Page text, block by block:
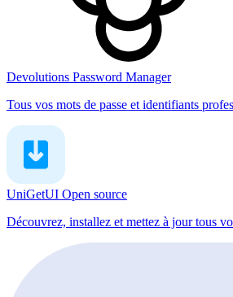
Devolutions Password Manager
Tous vos mots de passe et identifiants
UniGetUI Open source
Découvrez, installez et mettez à jour tous